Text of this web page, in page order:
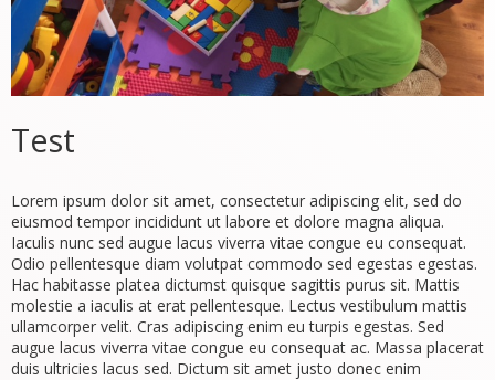
Test
Lorem ipsum dolor sit amet, consectetur adipiscing elit, sed do
eiusmod tempor incididunt ut labore et dolore magna aliqua.
Iaculis nunc sed augue lacus viverra vitae congue eu consequat.
Odio pellentesque diam volutpat commodo sed egestas egestas.
Hac habitasse platea dictumst quisque sagittis purus sit. Mattis
molestie a iaculis at erat pellentesque. Lectus vestibulum mattis
ullamcorper velit. Cras adipiscing enim eu turpis egestas. Sed
augue lacus viverra vitae congue eu consequat ac. Massa placerat
duis ultricies lacus sed. Dictum sit amet justo donec enim